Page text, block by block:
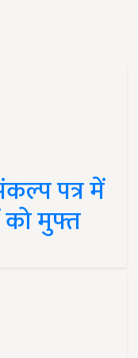
पत्र में
मुफ्त